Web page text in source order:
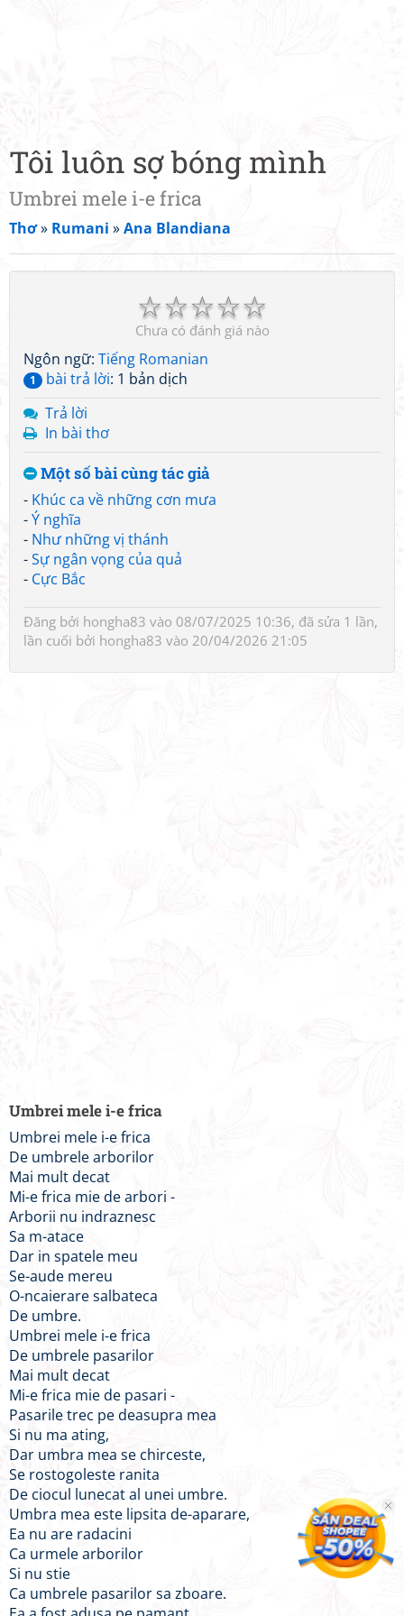
Tôi luôn sợ bóng mình
Umbrei mele i-e frica
Thơ» Rumani »Ana Blandiana
☆
☆
☆
☆
☆
Chưa có đánh giá nào
Ngôn ngữ: Tiếng Romanian
1 bài trả lời: 1 bản dịch
Trả lời
In bài thơ
Một số bài cùng tác giả
- Khúc ca về những cơn mưa
-Ý nghĩa
- Như những vị thánh
-Sự ngân vọng của quả
- Cực Bắc
Đăng bởi hongha83 vào 08/07/2025 10:36, đã sửa 1 lần,
lần cuối bởi hongha83 vào 20/04/2026 21:05
Umbrei mele i-e frica
Umbrei mele i-e frica
De umbrele arborilor
Mai mult decat
Mi-e frica mie de arbori -
Arborii nu indraznesc
Sa m-atace
Dar in spatele meu
Se-aude mereu
O-ncaierare salbateca
De umbre.
Umbrei mele i-e frica
De umbrele pasarilor
Mai mult decat
Mi-e frica mie de pasari -
Pasarile trec pe deasupra mea
Si nu ma ating,
Dar umbra mea se chirceste,
Se rostogoleste ranita
De ciocul lunecat al unei umbre.
Umbra mea este lipsita de-aparare,
Ea nu are radacini
Ca urmele arborilor
Si nu stie
Ca umbrele pasarilor sa zboare.